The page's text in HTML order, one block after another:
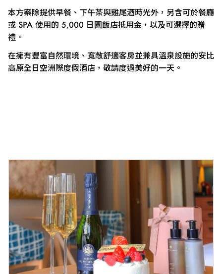
本方案除提供早餐、下午茶與雞尾酒時光外，另含可於餐廳
或 SPA 使用的 5,000 日圓飯店抵用金，以及可選擇的贈
禮。
在擁有豐富自然環境、寬敞舒適客房並兼具溫泉設施的安比
高原全日空洲際度假酒店，敬請度過美好的一天。